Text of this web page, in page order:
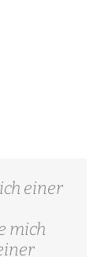
einer
mich